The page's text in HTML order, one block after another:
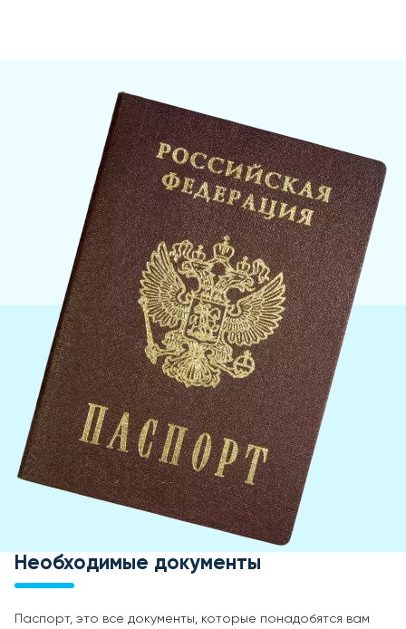
Необходимые документы
Паспорт, это все документы, которые понадобятся вам